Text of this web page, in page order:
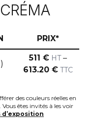
PRIX*
511 € HT –
613.20€ TTC
des couleurs réelles en
êtes invités à les voir
d’exposition